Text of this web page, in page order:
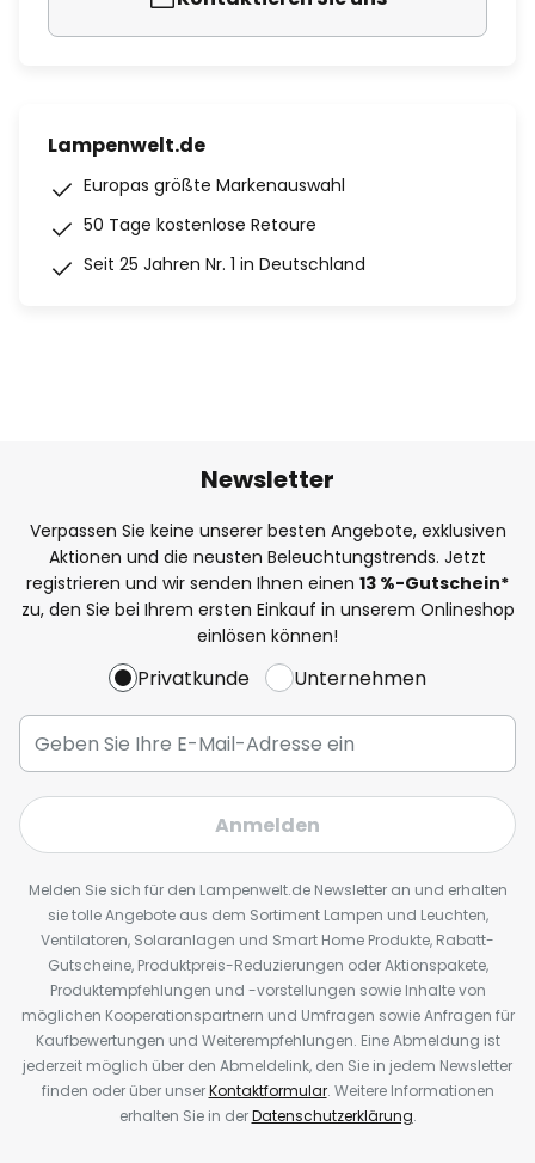
Lampenwelt.de
Europas größte Markenauswahl
50 Tage kostenlose Retoure
Seit 25 Jahren Nr. 1 in Deutschland
Newsletter
Verpassen Sie keine unserer besten Angebote, exklusiven
Aktionen und die neusten Beleuchtungstrends. Jetzt
registrieren und wir senden Ihnen einen 13 %-Gutschein*
zu, den Sie bei Ihrem ersten Einkauf in unserem Onlineshop
einlösen können!
Privatkunde Unternehmen
Anmelden
Melden Sie sich für den Lampenwelt.de Newsletter an und erhalten
sie tolle Angebote aus dem Sortiment Lampen und Leuchten,
Ventilatoren, Solaranlagen und Smart Home Produkte, Rabatt-
Gutscheine, Produktpreis-Reduzierungen oder Aktionspakete,
Produktempfehlungen und -vorstellungen sowie Inhalte von
möglichen Kooperationspartnern und Umfragen sowie Anfragen für
Kaufbewertungen und Weiterempfehlungen. Eine Abmeldung ist
jederzeit möglich über den Abmeldelink, den Sie in jedem Newsletter
finden oder über unserKontaktformular. Weitere Informationen
erhalten Sie in derDatenschutzerklärung.